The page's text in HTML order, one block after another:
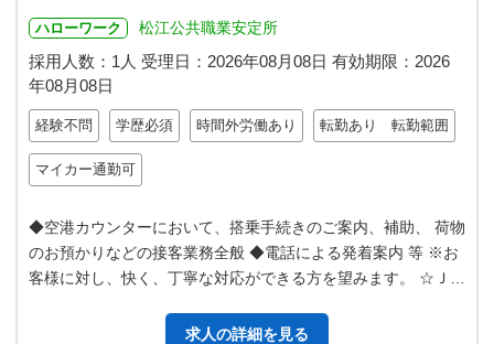
ハローワーク 松江公共職業安定所
採用人数：1人 受理日： 2026年08月08日 有効期限： 2026
年08月08日
経験不問 学歴必須 時間外労働あり 転勤あり 転勤範囲
マイカー通勤可
◆空港カウンターにおいて、搭乗手続きのご案内、補助、 荷物
のお預かりなどの接客業務全般 ◆電話による発着案内 等 ※お
客様に対し、快く、丁寧な対応ができる方を望みます。 ☆ＪＡ
求人の詳細を見る